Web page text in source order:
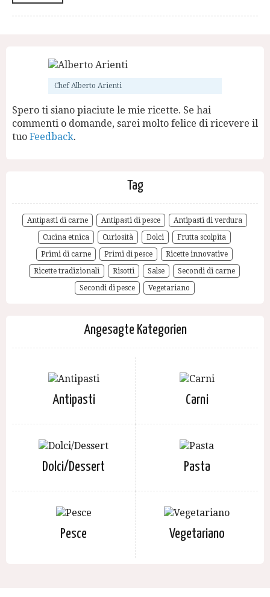
Chef Alberto Arienti
Spero ti siano piaciute le mie ricette. Se hai
commenti o domande, sarei molto felice di ricevere il
tuo Feedback.
Tag
Antipasti di carne Antipasti di pesce
Antipasti di verdura
Cucina etnica
Curiosità Dolci
Frutta scolpita
Primi di carne
Primi di pesce
Ricette innovative
Ricette tradizionali
Risotti Salse
Secondi di carne
Secondi di pesce
Vegetariano
Angesagte Kategorien
Antipasti Carni
Dolci/Dessert Pasta
Pesce Vegetariano